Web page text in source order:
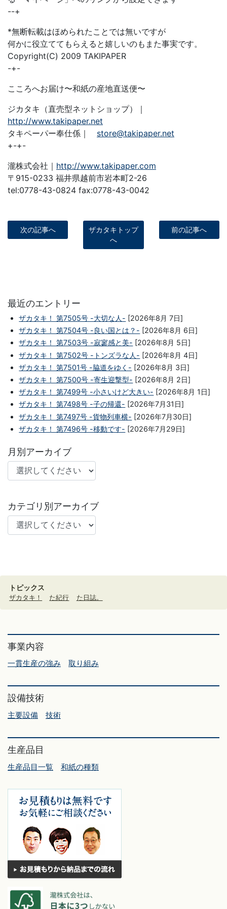
--+
*無断転載はほめられたことでは無いですが
何かに役立ててもらえると嬉しいのもまた事実です。
Copyright(C) 2009 TAKIPAPER
-+-
こころへお届け〜和紙の産地直送便〜
ジカタキ（直売型ネットショップ）｜
http://www.takipaper.net
タキペーパー奉仕係｜ store@takipaper.net
+-+-
瀧株式会社｜ http://www.takipaper.com
〒915-0233 福井県越前市岩本町2-26
tel:0778-43-0824 fax:0778-43-0042
次の記事へ
ザカタキトップ
へ
前の記事へ
最近のエントリー
ザカタキ！ 第7505号 -大切な人- [2026年8月 7日]
ザカタキ！ 第7504号 -良い国とは？- [2026年8月 6日]
ザカタキ！ 第7503号 -寂寥感と美- [2026年8月 5日]
ザカタキ！ 第7502号 -トンズラな人- [2026年8月 4日]
ザカタキ！ 第7501号 -脇道をゆく- [2026年8月 3日]
ザカタキ！ 第7500号 -寄生迎撃型- [2026年8月 2日]
ザカタキ！ 第7499号 -小さいけど大きい- [2026年8月 1日]
ザカタキ！ 第7498号 -子の帰還- [2026年7月31日]
ザカタキ！ 第7497号 -貨物列車横- [2026年7月30日]
ザカタキ！ 第7496号 -移動です- [2026年7月29日]
月別アーカイブ
カテゴリ別アーカイブ
トピックス
ザカタキ！ た紀行 た日誌。
事業内容
一貫生産の強み 取り組み
設備技術
主要設備 技術
生産品目
生産品目一覧 和紙の種類